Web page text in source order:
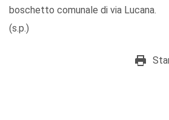
boschetto comunale di via Lucana.
(s.p.)